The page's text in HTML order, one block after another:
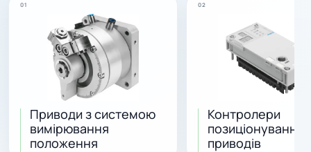
01
Приводи з системою
вимірювання
положення
02
Контролери
позиціонування
приводів